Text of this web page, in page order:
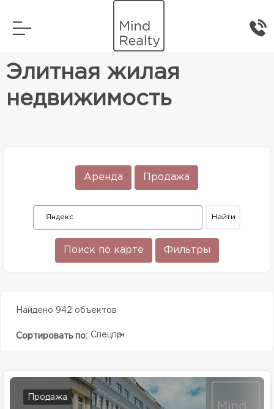
Элитная жилая недвижимость
Элитная жилая
недвижимость
Аренда Продажа
Поиск по карте Фильтры
Найдено 942 объектов
Сортировать по: Спецпредолжение
Продажа